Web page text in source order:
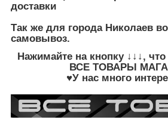
доставки
Так же для города Николаев
самовывоз.
Нажимайте на кнопку↓↓↓,
ВСЕ ТОВАРЫ
♥У нас много